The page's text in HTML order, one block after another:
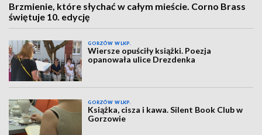
Brzmienie, które słychać w całym mieście. Corno Brass
świętuje 10. edycję
GORZÓW WLKP.
Wiersze opuściły książki. Poezja
opanowała ulice Drezdenka
GORZÓW WLKP.
Książka, cisza i kawa. Silent Book Club w
Gorzowie